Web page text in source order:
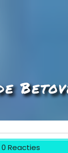
0 Reacties